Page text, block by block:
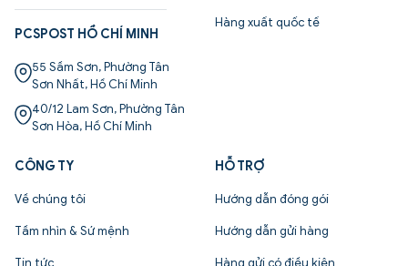
PCSPOST HỒ CHÍ MINH
55 Sầm Sơn, Phường Tân
Sơn Nhất, Hồ Chí Minh
40/12 Lam Sơn, Phường Tân
Sơn Hòa, Hồ Chí Minh
Hàng xuất quốc tế
CÔNG TY
Về chúng tôi
Tầm nhìn & Sứ mệnh
HỖ TRỢ
Hướng dẫn đóng gói
Hướng dẫn gửi hàng